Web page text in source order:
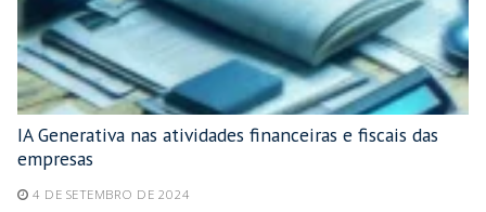
IA Generativa nas atividades financeiras e fiscais das
empresas
4 DE SETEMBRO DE 2024